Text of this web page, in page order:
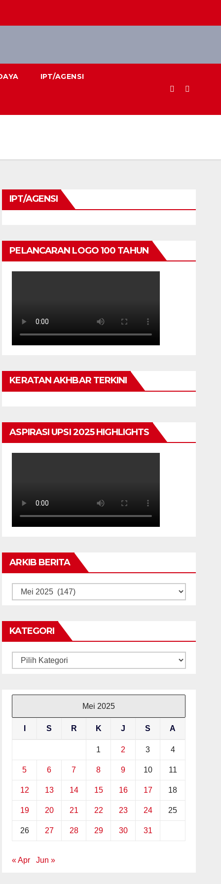
IPT/AGENSI
IPT/AGENSI
PELANCARAN LOGO 100 TAHUN
KERATAN AKHBAR TERKINI
ASPIRASI UPSI 2025 HIGHLIGHTS
ARKIB BERITA
ARKIB
KATEGORI
Kategori
Mei 2025
S R K J S A
1 2 3 4
5 6 7 8 9 10 11
12 13 14 15 16 17 18
19 20 21 22 23 24 25
26 27 28 29 30 31
« Apr Jun »